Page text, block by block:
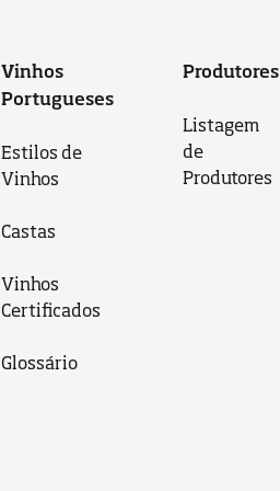
Vinhos
Portugueses
Estilos de
Vinhos
Castas
Vinhos
Certificados
Glossário
Produtores
Listagem
de
Produtores